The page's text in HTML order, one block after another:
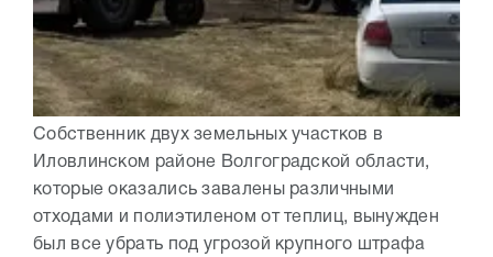
Собственник двух земельных участков в
Иловлинском районе Волгоградской области,
которые оказались завалены различными
отходами и полиэтиленом от теплиц, вынужден
был все убрать под угрозой крупного штрафа